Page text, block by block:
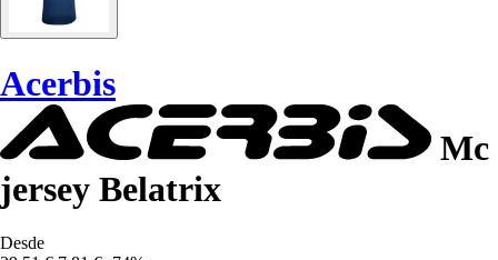
Acerbis
Mc
jersey Belatrix
Desde